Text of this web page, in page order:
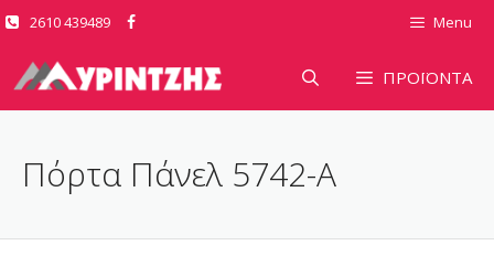
Μετάβαση
περιεχόμενο
2610 439489 Menu
ΠΡΟΪΟΝΤΑ
Πόρτα Πάνελ 5742-A